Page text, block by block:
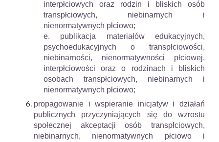
interpłciowych oraz rodzin i bliskich osób
transpłciowych, niebinarnych i
nienormatywnych płciowo;
e. publikacja materiałów edukacyjnych,
psychoedukacyjnych o transpłciowości,
niebinarności, nienormatywności płciowej,
interpłciowości oraz o rodzinach i bliskich
osobach transpłciowych, niebinarnych i
nienormatywnych płciowo;
propagowanie i wspieranie inicjatyw i działań
publicznych przyczyniających się do wzrostu
społecznej akceptacji osób transpłciowych,
niebinarnych, nienormatywnych płciowo i